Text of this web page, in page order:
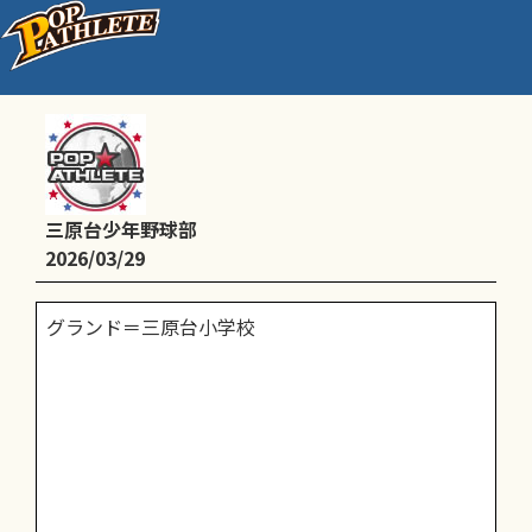
練習
三原台少年野球部
2026/03/29
グランド＝三原台小学校